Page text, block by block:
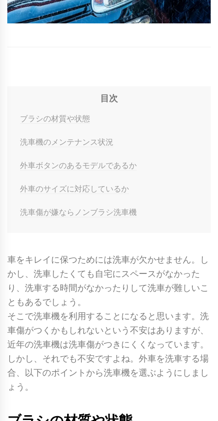
目次
ブラシの材質や状態
洗車機のメンテナンス状況
外車ボタンのあるモデルであるか
外車のサイズに対応しているか
洗車傷が嫌ならノンブラシ洗車機
車をキレイに保つためには洗車が欠かせません。し
かし、洗車したくても自宅にスペースがなかった
り、洗車する時間がなかったりして洗車が難しいこ
ともあるでしょう。
そこで洗車機を利用することになると思います。洗
車傷がつくかもしれないという不安はありますが、
近年の洗車機は洗車傷がつきにくくなっています。
しかし、それでも不安ですよね。外車を洗車する場
合、以下のポイントから洗車機を選ぶようにしまし
ょう。